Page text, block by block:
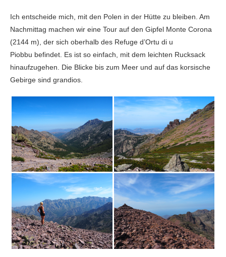
Ich entscheide mich, mit den Polen in der Hütte zu bleiben. Am
Nachmittag machen wir eine Tour auf den Gipfel Monte Corona
(2144 m), der sich oberhalb des Refuge d’Ortu di u
Piobbu befindet. Es ist so einfach, mit dem leichten Rucksack
hinaufzugehen. Die Blicke bis zum Meer und auf das korsische
Gebirge sind grandios.